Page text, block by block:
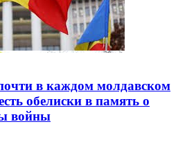
в каждом молдавском
обелиски в память о
войны